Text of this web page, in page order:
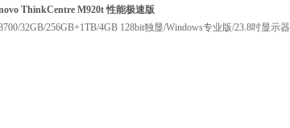
ThinkCentre M920t 性能极速版
32GB/256GB+1TB/4GB 128bit独显/Windows专业版/23.8吋显示器